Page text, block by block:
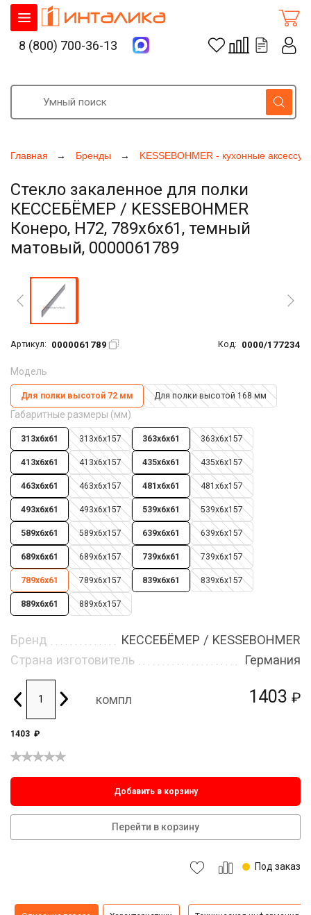
Главная Бренды KESSEBOHMER - кухонные
Стекло закаленное для полки
КЕССЕБЁМЕР / KESSEBOHMER
Конеро, H72, 789х6х61, темный
матовый, 0000061789
Артикул: 0000061789 Код: 0000/177234
1403 ₽
Модель
Для полки высотой 72 мм Для полки высотой 168 мм
Габаритные размеры (мм)
313х6х61 313х6х157 363х6х61 363х6х157
413х6х61 413х6х157 435х6х61 435х6х157
463х6х61 463х6х157 481х6х61 481х6х157
493х6х61 493х6х157 539х6х61 539х6х157
589х6х61 589х6х157 639х6х61 639х6х157
689х6х61 689х6х157 739х6х61 739х6х157
789х6х61 789х6х157 839х6х61 839х6х157
889х6х61 889х6х157
Бренд
КЕССЕБЁМЕР / KESSEBOHMER
Страна изготовитель
Германия
компл
1403 ₽
Добавить в корзину
Перейти в корзину
Под заказ
8 (800) 700-36-13